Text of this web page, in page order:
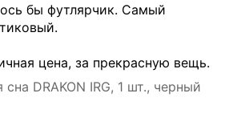
бы футлярчик. Самый
цена, за прекрасную вещь.
DRAKON IRG, 1 шт., черный